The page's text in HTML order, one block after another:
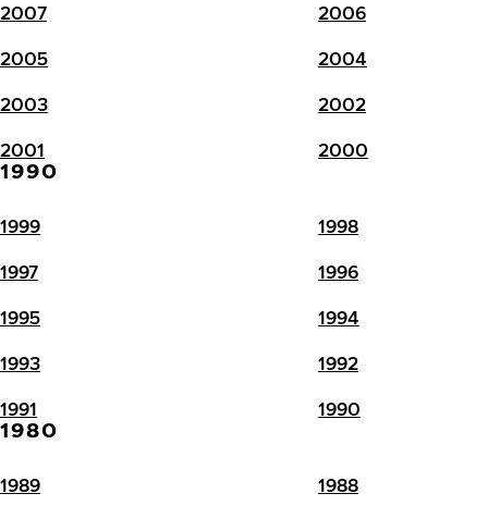
2007 2006
2005 2004
2003 2002
2001 2000
1990
1999 1998
1997 1996
1995 1994
1993 1992
1991 1990
1980
1989 1988